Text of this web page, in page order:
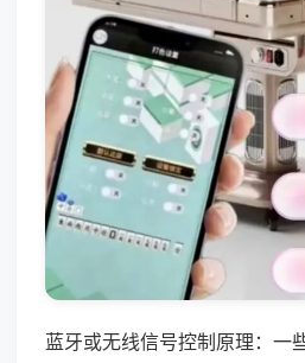
蓝牙或无线信号控制原理：一